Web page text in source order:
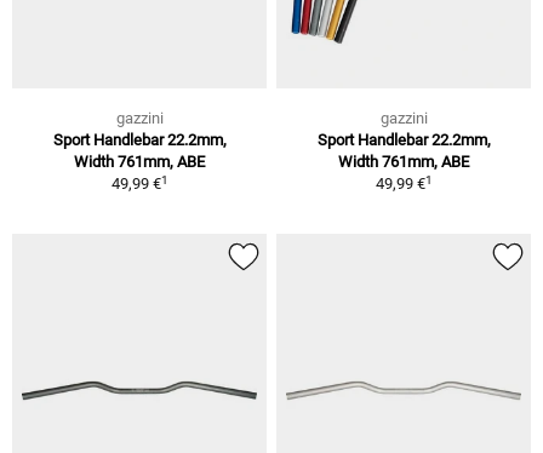
gazzini
Sport Handlebar 22.2mm,
Width 761mm, ABE
49,99 €1
gazzini
Sport Handlebar 22.2mm,
Width 761mm, ABE
49,99 €1